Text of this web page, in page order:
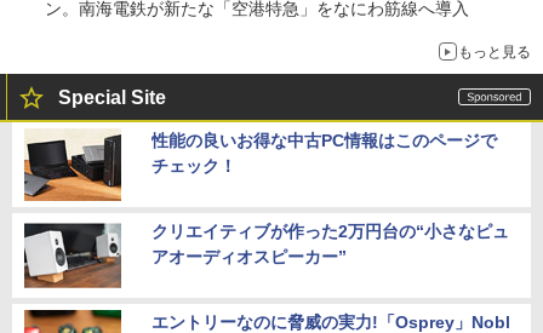
ン。南海電鉄が新たな「空港特急」をなにわ筋線へ導入
もっと見る
Special Site
性能の良いお得な中古PC情報はこのページで
チェック！
クリエイティブが作った2万円台の“小さなピュ
アオーディオスピーカー”
エントリーなのに脅威の実力!「Osprey」Nobl